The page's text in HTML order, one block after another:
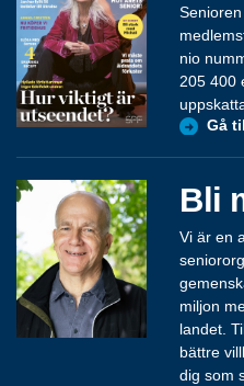
nio
205 400
Gå
Bli
Vi är en
miljon
landet.
bättre
dig som